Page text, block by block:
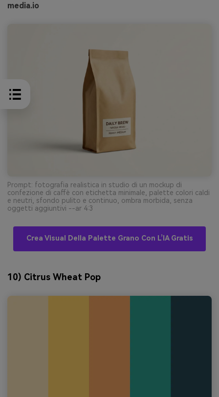
media.io
Prompt: fotografia realistica in studio di un mockup di
confezione di caffè con etichetta minimale, palette colori caldi
e neutri, sfondo pulito e continuo, ombra morbida, senza
oggetti aggiuntivi --ar 4:3
Crea Visual Della Palette Grano Con L’IA Gratis
10) Citrus Wheat Pop